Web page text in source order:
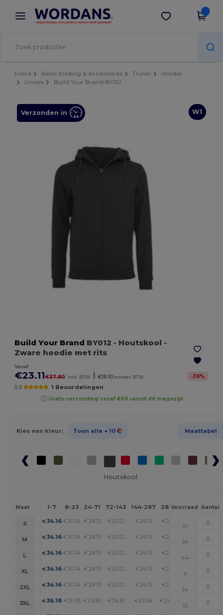
× Wordans-app
Betere prijzen in de app!
Download app
Home Basic Kleding & Accessoires Truien
Hoodie
Unisex
Build Your Brand BY012
W1
Verzonden in
Build Your Brand BY012 - Houtskool -
Zware hoodie met rits
Vanaf
€23.11€37.80 incl. BTW | €19.10zonder BTW -39%
5.0 1 Beoordelingen
Gratis verzending vanaf €69 vanuit dit magazijn
Kies een kleur: Toon alle + 10 Maattabel
Houtskool
Maat 1-7 8-23 24-71 72-143 144-287 288 + Meer
Voorraad Aantal
S €34.16 € 30.14 € 28.13 € 25.12 € 24.11 € 23.11
21
M
€34.16 € 30.14 € 28.13 € 25.12 € 24.11 € 23.11
34
L
€34.16 € 30.14 € 28.13 € 25.12 € 24.11 € 23.11
44
XL
€34.16 € 30.14 € 28.13 € 25.12 € 24.11 € 23.11
9
2XL
€34.16 € 30.14 € 28.13 € 25.12 € 24.11 € 23.11
14
3XL
€36.18 € 31.93 € 29.80 € 26.61 € 25.54 € 24.48
15